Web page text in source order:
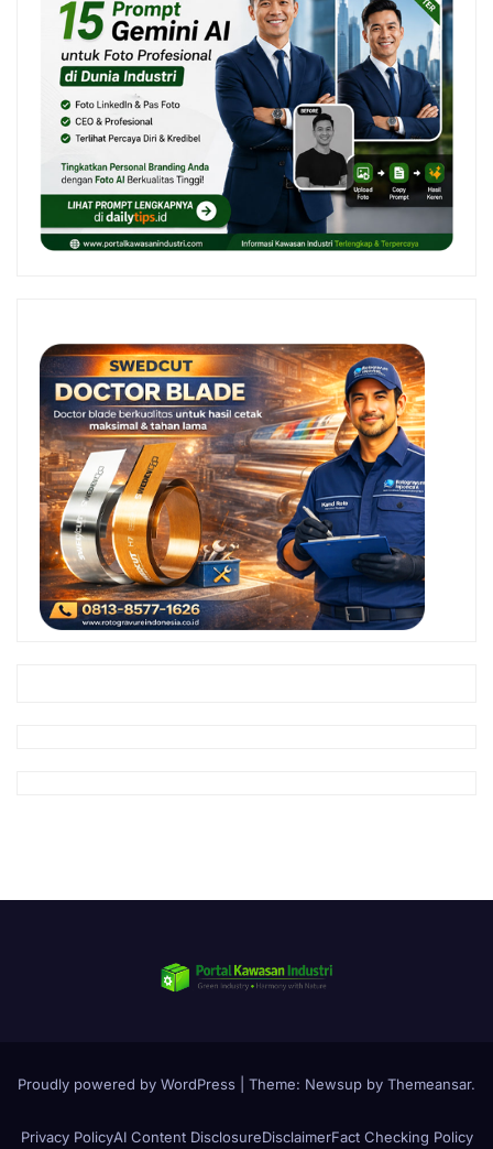
Proudly powered by WordPress Theme: Newsup by Themeansar.
Privacy PolicyAI Content DisclosureDisclaimerFact Checking Policy